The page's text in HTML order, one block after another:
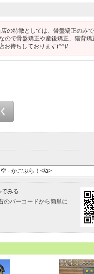
の特徴としては、骨盤矯正のみ
ので骨盤矯正や産後矯正、猫背矯
お待ちしております(^^)/
でみる
のバーコードから簡単に